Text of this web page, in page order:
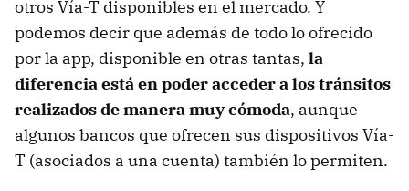
otros Vía-T disponibles en el mercado. Y
podemos decir que además de todo lo ofrecido
por la app, disponible en otras tantas, la
diferencia está en poder acceder a los tránsitos
realizados de manera muy cómoda, aunque
algunos bancos que ofrecen sus dispositivos Vía-
T (asociados a una cuenta) también lo permiten.